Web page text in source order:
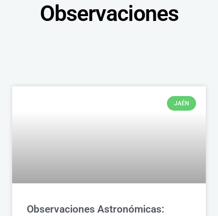
Observaciones
JAÉN
Observaciones Astronómicas: